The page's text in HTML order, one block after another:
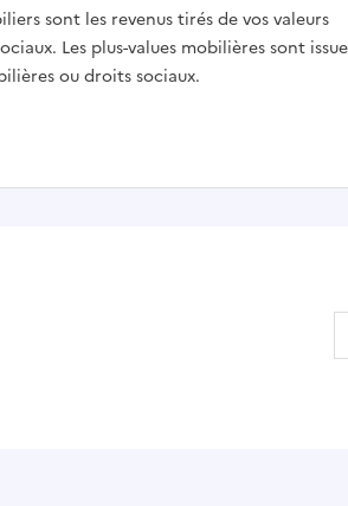
sont les revenus tirés de vos valeurs
Les plus-values mobilières sont
ou droits sociaux.